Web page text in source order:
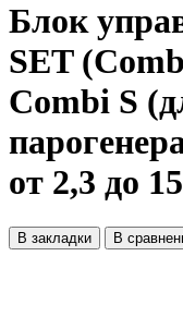
Блок
SET
Combi S
от 2,3 до
В закладки В